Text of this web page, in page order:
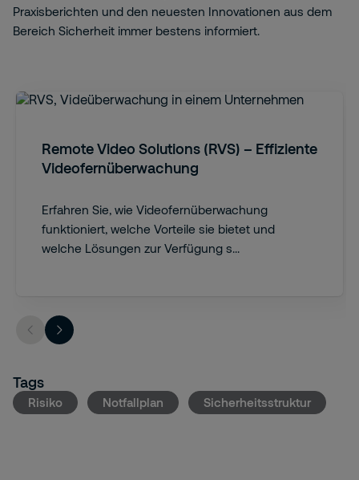
Praxisberichten und den neuesten Innovationen aus dem
Bereich Sicherheit immer bestens informiert.
Remote Video Solutions (RVS) – Effiziente
Videofernüberwachung
Erfahren Sie, wie Videofernüberwachung
funktioniert, welche Vorteile sie bietet und
welche Lösungen zur Verfügung s...
Tags
Risiko Notfallplan Sicherheitsstruktur